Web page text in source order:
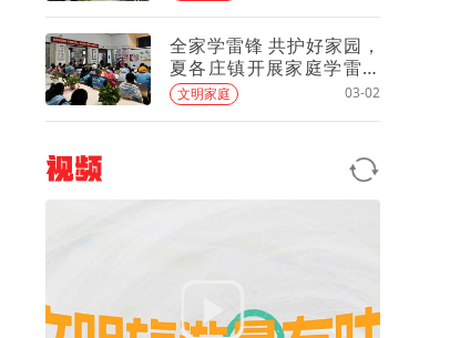
全家学雷锋 共护好家园，
夏各庄镇开展家庭学雷锋
环保志愿服务活动
文明家庭 03-02
视频